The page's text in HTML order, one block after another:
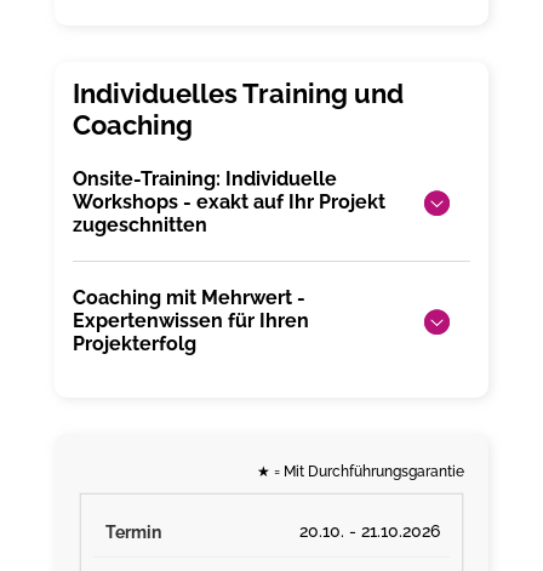
Onsite-Training: Individuelle
Workshops - exakt auf Ihr Projekt
zugeschnitten
Coaching mit Mehrwert -
Expertenwissen für Ihren
Projekterfolg
★ = Mit Durchführungsgarantie
20.10. - 21.10.2026